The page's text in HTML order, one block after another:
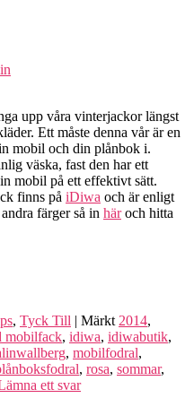
upp våra vinterjackor längst
Ett måste denna vår är en
mobil och din plånbok i.
väska, fast den har ett
mobil på ett effektivt sätt.
finns på iDiwa och är enligt
färger så in häroch hitta
, Tyck Till | Märkt 2014,
mobilfack, idiwa, idiwabutik,
, mobilfodral,
, rosa, sommar,
ett svar